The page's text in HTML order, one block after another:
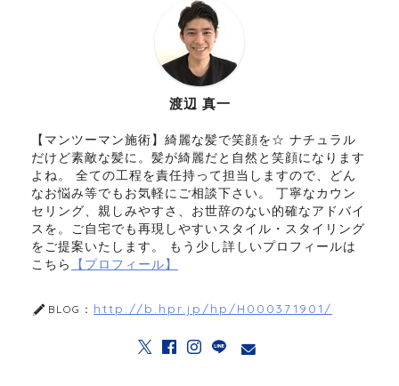
渡辺 真一
【マンツーマン施術】綺麗な髪で笑顔を☆ ナチュラル
だけど素敵な髪に。髪が綺麗だと自然と笑顔になります
よね。 全ての工程を責任持って担当しますので、どん
なお悩み等でもお気軽にご相談下さい。 丁寧なカウン
セリング、親しみやすさ、お世辞のない的確なアドバイ
スを。ご自宅でも再現しやすいスタイル・スタイリング
をご提案いたします。 もう少し詳しいプロフィールは
こちら
【プロフィール】
BLOG： http://b.hpr.jp/hp/H000371901/